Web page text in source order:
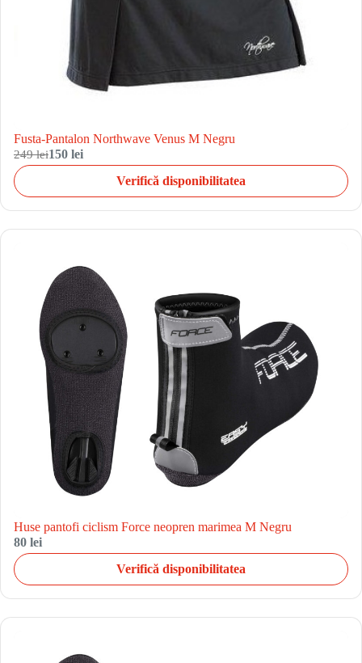
Fusta-Pantalon Northwave Venus M Negru
249 lei150 lei
Verifică disponibilitatea
Huse pantofi ciclism Force neopren marimea M Negru
80 lei
Verifică disponibilitatea